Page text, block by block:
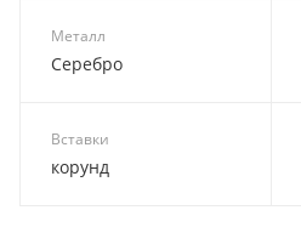
Металл
Серебро
Вставки
корунд